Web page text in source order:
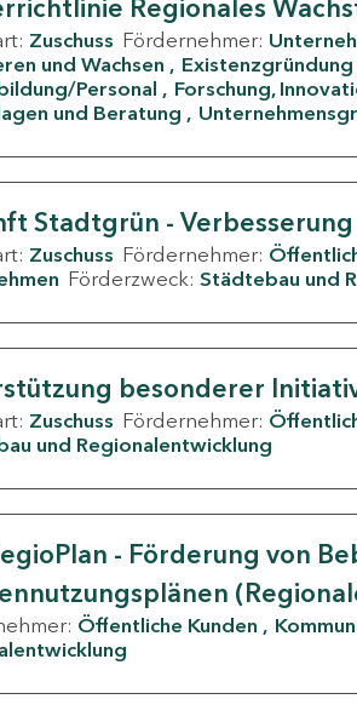
Regionales
Zuschuss Fördernehmer:
und Wachsen
Existenzgründung
Personal
Forschung,
und Beratung
Stadtgrün -
Zuschuss Fördernehmer:
Förderzweck: Städtebau und
besonderer
Zuschuss Fördernehmer:
und Regionalentwicklung
- Förderung von
Öffentliche Kunden